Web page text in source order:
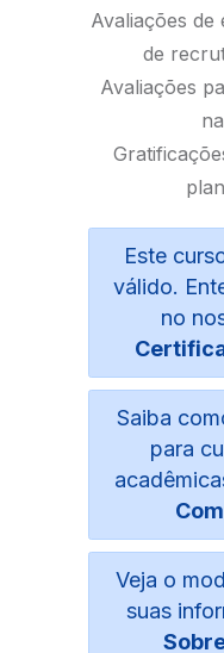
Avaliações de
de
Avaliações
Este
válido.
no
Saiba
para
Veja o
suas